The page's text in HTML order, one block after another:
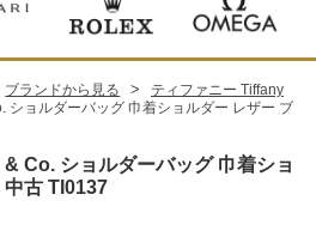
ブランドから見る > ティファニー Tiffany
ショルダーバッグ 巾着ショルダー レザー ブ
Co. ショルダーバッグ 巾着ショ
中古 TI0137